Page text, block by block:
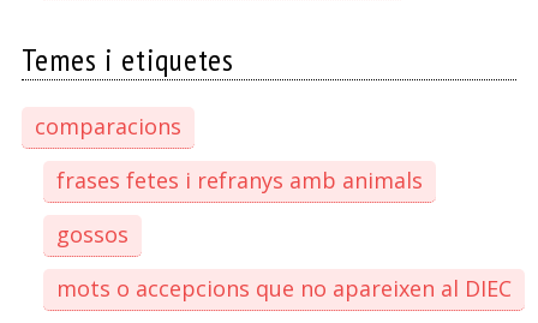
Temes i etiquetes
comparacions
frases fetes i refranys amb animals
gossos
mots o accepcions que no apareixen al DIEC